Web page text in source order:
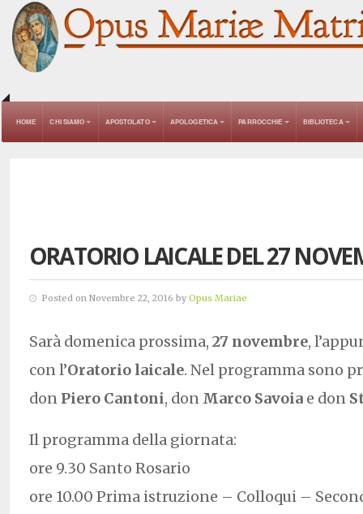
HOME CHI SIAMO APOSTOLATO APOLOGETICA PARROCCHIE BIBLIOTECA
ORATORIO LAICALE DEL 27
Posted on Novembre 22, 2016 by Opus Mariae
Sarà domenica prossima, 27 novembre,
con l’Oratorio laicale. Nel programma sono
don Piero Cantoni, don Marco Savoia e don
Il programma della giornata:
ore 9.30 Santo Rosario
ore 10.00 Prima istruzione – Colloqui –